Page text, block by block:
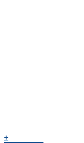
+